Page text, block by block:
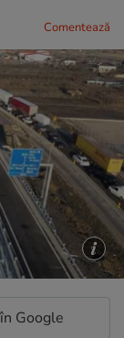
Comentează
Google